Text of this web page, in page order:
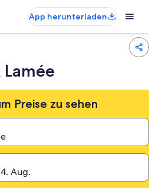
App herunterladen
Preise zu sehen